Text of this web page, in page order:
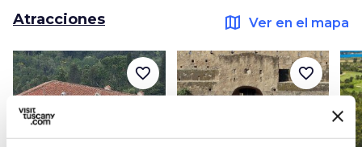
Atracciones map Ver en el mapa
favorite_border favorite_border